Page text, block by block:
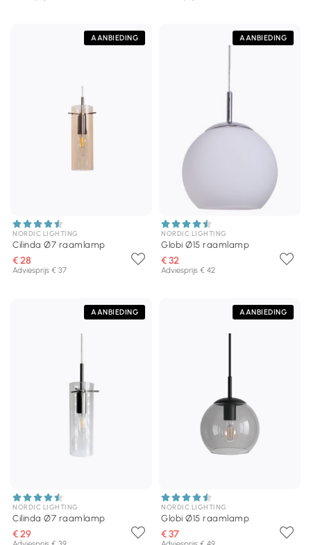
AANBIEDING
NORDIC LIGHTING
Cilinda Ø7 raamlamp
€ 28
Adviesprijs € 37
AANBIEDING
NORDIC LIGHTING
Globi Ø15 raamlamp
€ 32
Adviesprijs € 42
AANBIEDING
NORDIC LIGHTING
Cilinda Ø7 raamlamp
€ 29
AANBIEDING
NORDIC LIGHTING
Globi Ø15 raamlamp
€ 37